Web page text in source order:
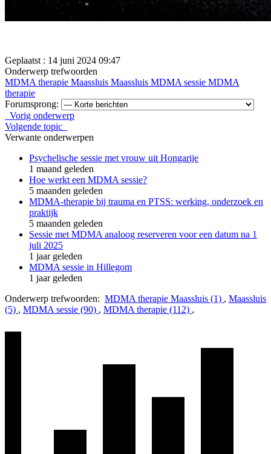
Geplaatst : 14 juni 2024 09:47
Onderwerp trefwoorden
MDMA therapie Maassluis Maassluis MDMA sessie MDMA
therapie
Forumsprong:
Vorig onderwerp
Volgende topic
Verwante onderwerpen
Psychelische sessie met vrouw uit Hongarije
1 maand geleden
Hoe werkt een MDMA sessie?
5 maanden geleden
MDMA-therapie bij trauma en PTSS: werking, onderzoek en
praktijk
5 maanden geleden
Sessie met MDMA analoog reserveren voor een datum na 1
juli 2025
1 jaar geleden
MDMA sessie in Hillegom
1 jaar geleden
Onderwerp trefwoorden: MDMA therapie Maassluis (1) , Maassluis
(5) , MDMA sessie (90) , MDMA therapie (112) ,